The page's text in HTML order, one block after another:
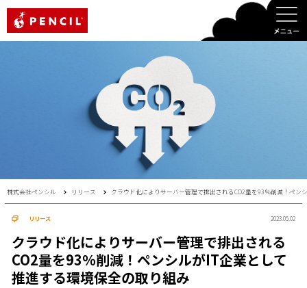
株式会社ペンシル リリース クラウド化によりサーバー管理で排出されるCO2量を93％削減！ペン
リリース 2023.05.02
クラウド化によりサーバー管理で排出される
CO2量を93％削減！ペンシルがIT企業として
推進する環境保全の取り組み